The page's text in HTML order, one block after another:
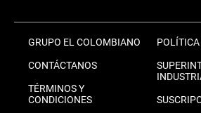
GRUPO EL COLOMBIANO
CONTÁCTANOS
TÉRMINOS Y
CONDICIONES